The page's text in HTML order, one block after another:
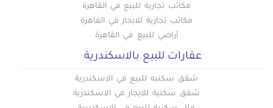
مكاتب تجارية للبيع في القاهرة
مكاتب تجارية للايجار في القاهرة
أراضي للبيع في القاهرة
عقارات للبيع بالاسكندرية
شقق سكنيه للبيع في الاسكندرية
شقق سكنية للايجار في الاسكندرية